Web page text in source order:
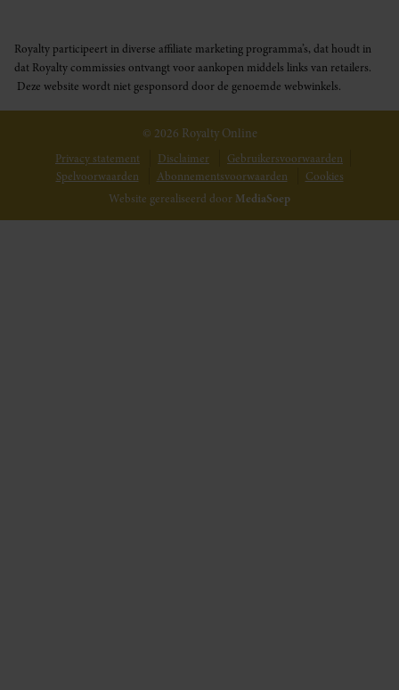
Royalty participeert in diverse affiliate marketing programma’s, dat houdt in
dat Royalty commissies ontvangt voor aankopen middels links van retailers.
Deze website wordt niet gesponsord door de genoemde webwinkels.
© 2026 Royalty Online
Privacy statement Disclaimer
Gebruikersvoorwaarden
Spelvoorwaarden
Abonnementsvoorwaarden
Cookies
Website gerealiseerd door MediaSoep